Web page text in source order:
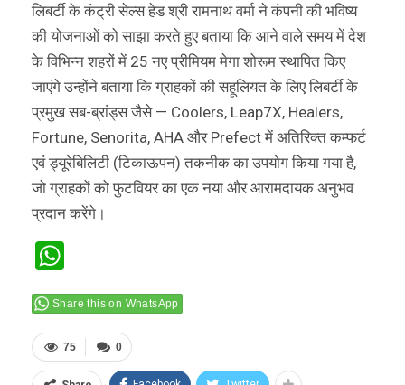
लिबर्टी के कंट्री सेल्स हेड श्री रामनाथ वर्मा ने कंपनी की भविष्य
की योजनाओं को साझा करते हुए बताया कि आने वाले समय में देश
के विभिन्न शहरों में 25 नए प्रीमियम मेगा शोरूम स्थापित किए
जाएंगे उन्होंने बताया कि ग्राहकों की सहूलियत के लिए लिबर्टी के
प्रमुख सब-ब्रांड्स जैसे — Coolers, Leap7X, Healers,
Fortune, Senorita, AHA और Prefect में अतिरिक्त कम्फर्ट
एवं ड्यूरेबिलिटी (टिकाऊपन) तकनीक का उपयोग किया गया है,
जो ग्राहकों को फुटवियर का एक नया और आरामदायक अनुभव
प्रदान करेंगे।
Share this on WhatsApp
0
75